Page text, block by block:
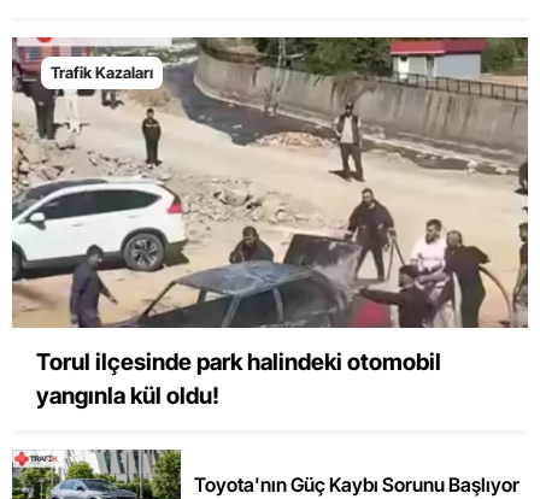
Trafik Kazaları
Torul ilçesinde park halindeki otomobil
yangınla kül oldu!
Toyota'nın Güç Kaybı Sorunu Başlıyor